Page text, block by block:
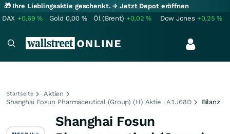
🎁 Ihre Lieblingsaktie geschenkt.→ Jetzt Depot eröffnen
DAX +0,69% Gold 0,00 % Öl (Brent) +0,02% Dow Jones +0,25%
Startseite
Aktien
Shanghai Fosun Pharmaceutical (Group) (H) Aktie | A1J68D
Bilanz
Shanghai Fosun